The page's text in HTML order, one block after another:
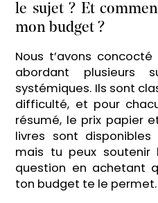
le sujet ? Et
mon budget ?
Nous t’avons
abordant plusieurs
systémiques. Ils sont
difficulté, et pour
résumé, le prix papier
livres sont
mais tu peux soutenir
question en achetant
ton budget te le permet.